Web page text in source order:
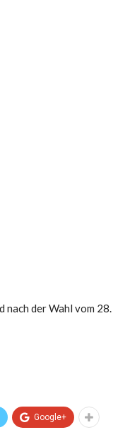
der Wahl vom 28.
Google+